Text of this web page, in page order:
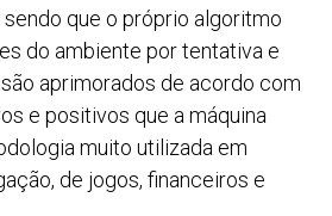
que o próprio algoritmo
do ambiente por tentativa e
aprimorados de acordo com
e positivos que a máquina
muito utilizada em
de jogos, financeiros e